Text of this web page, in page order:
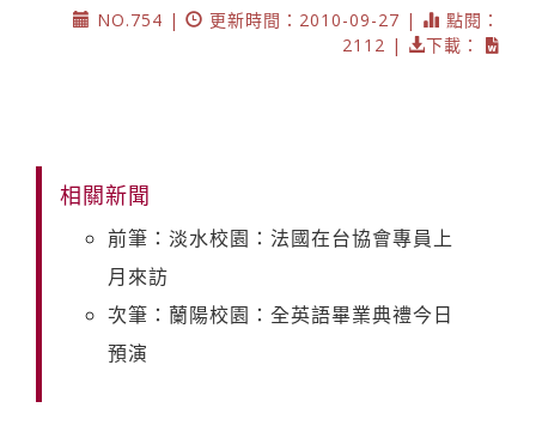
NO.754 |
更新時間：2010-09-27 |
點閱：
2112 |
下載：
相關新聞
前筆：淡水校園：法國在台協會專員上
月來訪
次筆：蘭陽校園：全英語畢業典禮今日
預演